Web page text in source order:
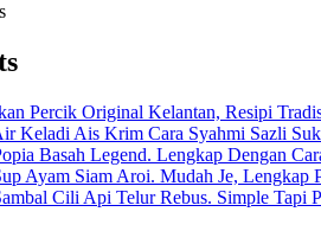
Percik Original Kelantan, Resipi
Keladi Ais Krim Cara Syahmi Sazli
Basah Legend. Lengkap Dengan
Ayam Siam Aroi. Mudah Je, Lengkap
Cili Api Telur Rebus. Simple Tapi